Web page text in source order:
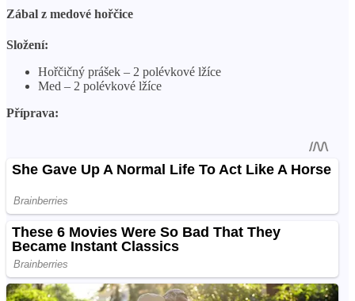
Zábal z medové hořčice
Složení:
Hořčičný prášek – 2 polévkové lžíce
Med – 2 polévkové lžíce
Příprava: